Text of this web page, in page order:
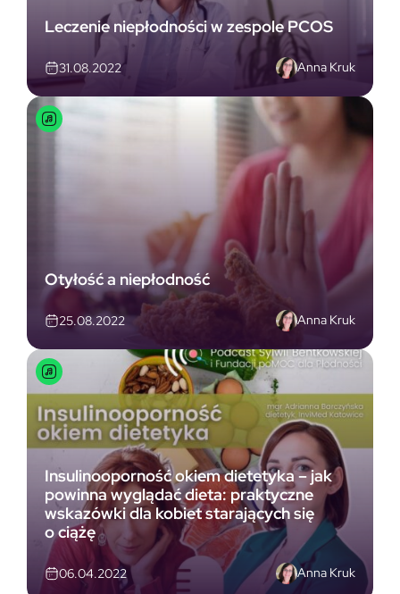
Leczenie niepłodności w zespole PCOS
31.08.2022 Anna Kruk
Otyłość a niepłodność
25.08.2022 Anna Kruk
Insulinooporność okiem dietetyka – jak
powinna wyglądać dieta: praktyczne
wskazówki dla kobiet starających się
o ciążę
06.04.2022 Anna Kruk